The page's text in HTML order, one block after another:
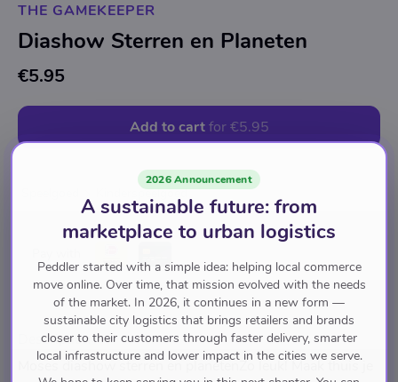
THE GAMEKEEPER
Diashow Sterren en Planeten
€5.95
Add to cart for €5.95
Kinderspeelgoed
Description
Moses diashow sterren en planetenZo leuk! Maak thuis je
2026 Announcement
A sustainable future: from
marketplace to urban logistics
Peddler started with a simple idea: helping local commerce
move online. Over time, that mission evolved with the needs
of the market. In 2026, it continues in a new form —
sustainable city logistics that brings retailers and brands
closer to their customers through faster delivery, smarter
local infrastructure and lower impact in the cities we serve.